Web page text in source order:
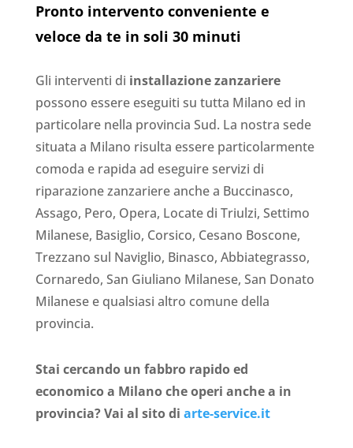
Pronto intervento conveniente e
veloce da te in soli 30 minuti
Gli interventi di installazione zanzariere
possono essere eseguiti su tutta Milano ed in
particolare nella provincia Sud. La nostra sede
situata a Milano risulta essere particolarmente
comoda e rapida ad eseguire servizi di
riparazione zanzariere anche a Buccinasco,
Assago, Pero, Opera, Locate di Triulzi, Settimo
Milanese, Basiglio, Corsico, Cesano Boscone,
Trezzano sul Naviglio, Binasco, Abbiategrasso,
Cornaredo, San Giuliano Milanese, San Donato
Milanese e qualsiasi altro comune della
provincia.
Stai cercando un fabbro rapido ed
economico a Milano che operi anche a in
provincia? Vai al sito di arte-service.it